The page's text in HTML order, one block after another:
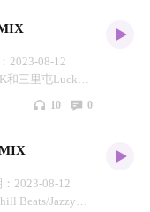
格更像是情绪
实的生活状态。
下，汇聚于他的
之音。
之余也能听到动
，在Love Island
藏音乐，也是您
一位来自云南生
京友好而开放的
融合体，
词和氛围都可以
片中带有独特质
律动重新呈现，
2023-08-12
和三里屯Lucky
咖啡店小憩之余
艺术家的私藏音
庇护所。 DJ
经病，所以
。最喜欢做的三
10 0
2023-08-12
Beats/Jazzy